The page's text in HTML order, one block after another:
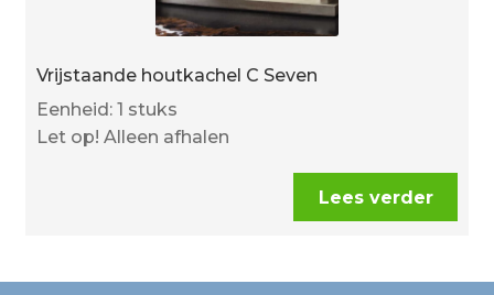
Vrijstaande houtkachel C Seven
Eenheid: 1 stuks
Let op! Alleen afhalen
Lees verder